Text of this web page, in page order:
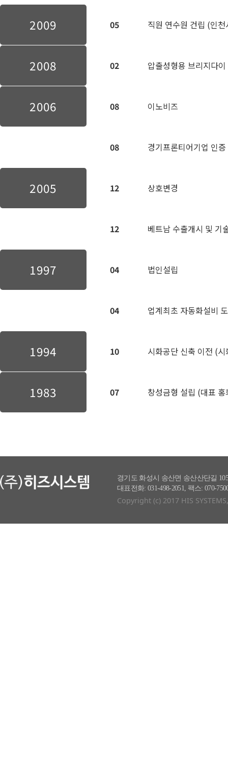
2009 05 직원 연수원 건립 (인
2008 02 압출성형용 브리지다
2006 08 이노비즈
08 경기프론티어기업 인증
2005 12 상호변경
12 베트남 수출개시 및 기
1997 04 법인설립
04 업계최초 자동화설비
1994 10 시화공단 신축 이전 (
1983 07 창성금형 설립 (대표
경기도 화성시 송산면 송산산단길
대표전화: 031-498-2051, 팩스: 070-
Copyright (c) 2017 HIS